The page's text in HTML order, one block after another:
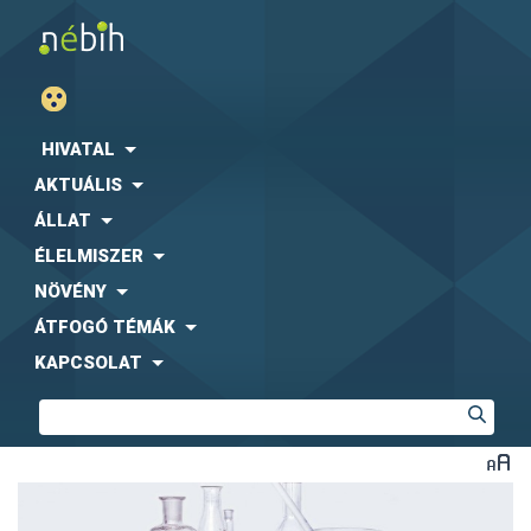
HIVATAL
AKTUÁLIS
ÁLLAT
ÉLELMISZER
NÖVÉNY
ÁTFOGÓ TÉMÁK
KAPCSOLAT